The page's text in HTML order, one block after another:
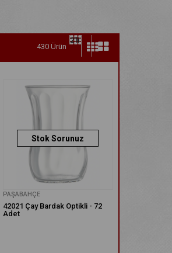
430 Ürün
Stok Sorunuz
PAŞABAHÇE
42021 Çay Bardak Optikli - 72
Adet